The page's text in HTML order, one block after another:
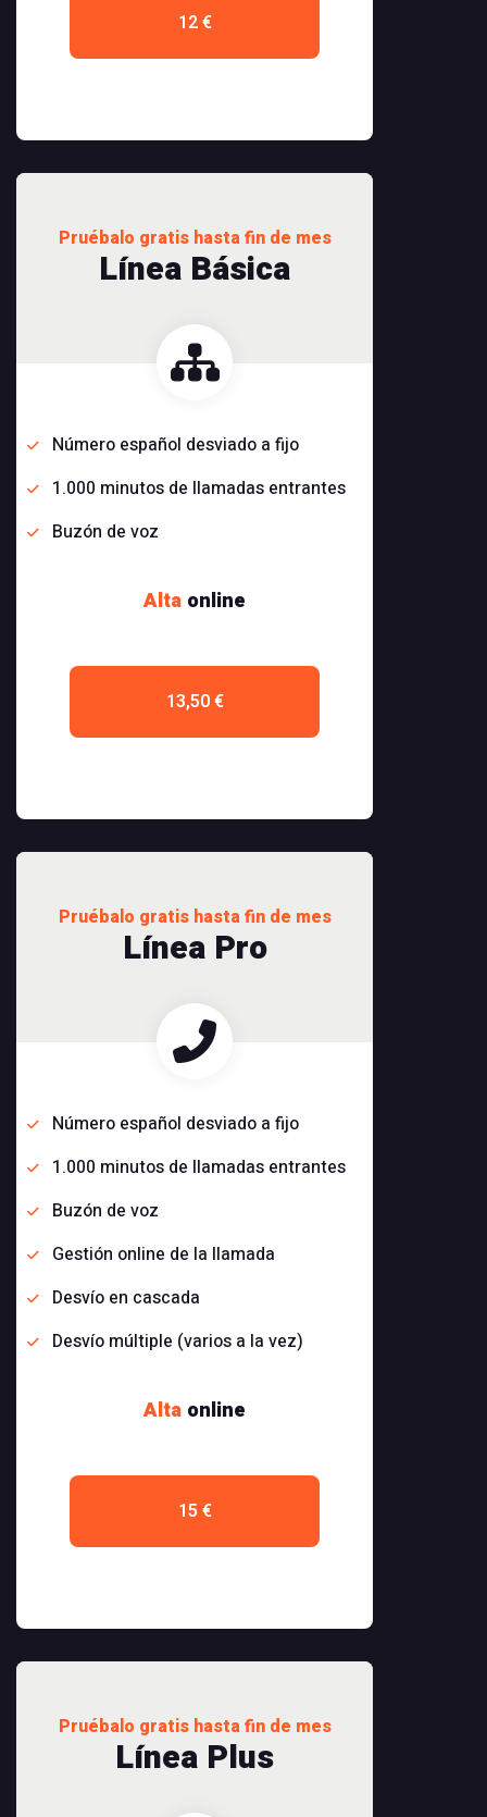
12 €
Pruébalo gratis hasta fin de mes
Línea Básica
Número español desviado a fijo
1.000 minutos de llamadas entrantes
Buzón de voz
Alta online
13,50 €
Pruébalo gratis hasta fin de mes
Línea Pro
Número español desviado a fijo
1.000 minutos de llamadas entrantes
Buzón de voz
Gestión online de la llamada
Desvío en cascada
Desvío múltiple (varios a la vez)
Alta online
15 €
Pruébalo gratis hasta fin de mes
Línea Plus